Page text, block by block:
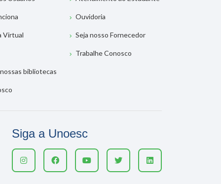
Virtual
bibliotecas
Ouvidoria
Seja nosso Fornecedor
Trabalhe Conosco
Siga a Unoesc